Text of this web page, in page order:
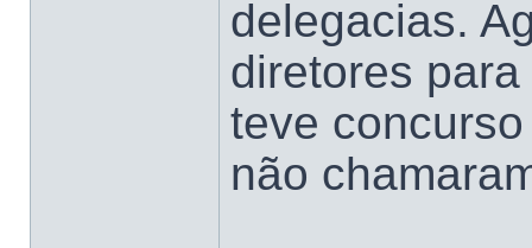
delegacias.
diretores
teve
não